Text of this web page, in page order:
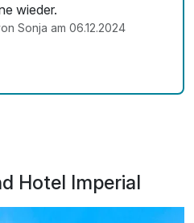
wieder.
Sonja am 06.12.2024
Hotel Imperial